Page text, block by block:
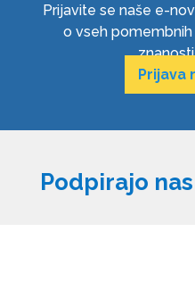
Prijavite se naše e-
o vseh
Prijava
Podpirajo nas